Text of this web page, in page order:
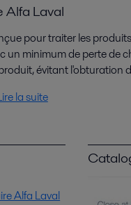
Laval
pour traiter les
un minimum de perte de
évitant l'obturation
la suite
Alfa Laval